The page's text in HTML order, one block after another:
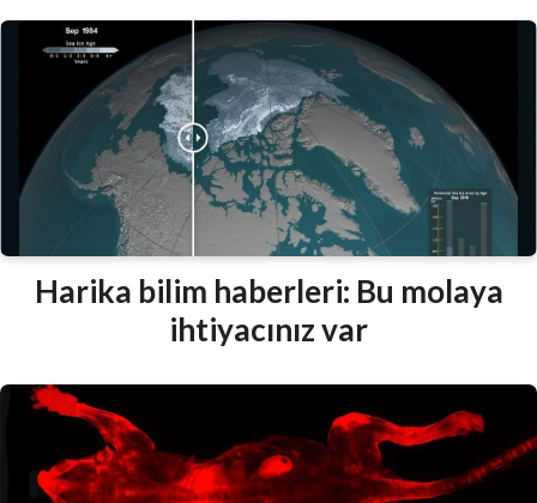
Harika bilim haberleri: Bu molaya
ihtiyacınız var